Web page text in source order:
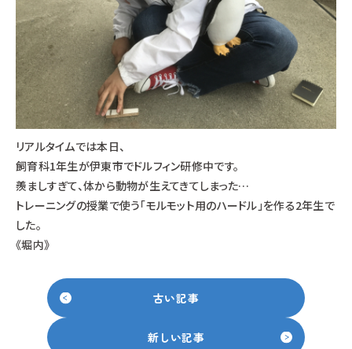
リアルタイムでは本日、
飼育科1年生が伊東市でドルフィン研修中です。
羨ましすぎて、体から動物が生えてきてしまった…
トレーニングの授業で使う「モルモット用のハードル」を作る2年生で
した。
《堀内》
古い記事
新しい記事